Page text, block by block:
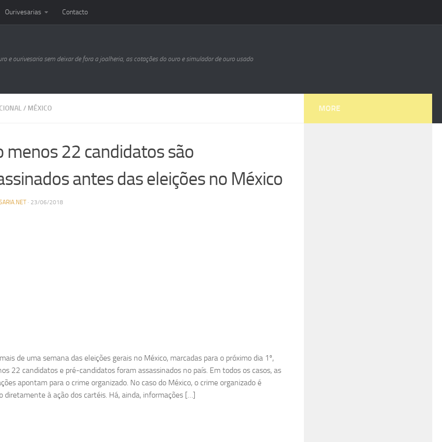
Ourivesarias Contacto
e ourivesaria sem deixar de fora a joalheria, as cotações do ouro e simulador de ouro usado
/ MÉXICO
menos 22 candidatos são
antes das eleições no México
· 23/06/2018
de uma semana das eleições gerais no México, marcadas para o próximo dia 1º,
22 candidatos e pré-candidatos foram assassinados no país. Em todos os casos, as
apontam para o crime organizado. No caso do México, o crime organizado é
diretamente à ação dos cartéis. Há, ainda, informações […]
MORE